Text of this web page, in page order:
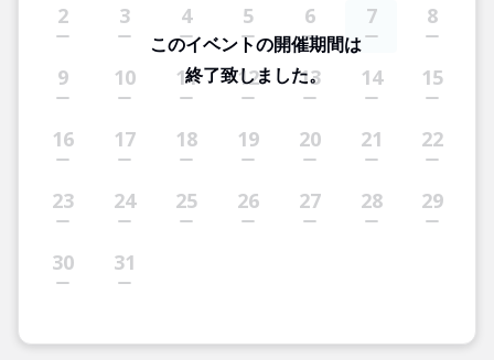
2 3 4 5 6 7 8
9 10 11 12 13 14 15
16 17 18 19 20 21 22
23 24 25 26 27 28 29
30 31
このイベントの開催期間は
終了致しました。